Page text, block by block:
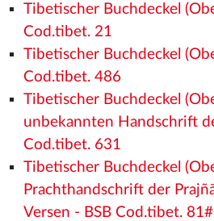
Tibetischer Buchdeckel
Cod.tibet. 21
Tibetischer Buchdeckel
Cod.tibet. 486
Tibetischer Buchdeckel
unbekannten Handschrift
Cod.tibet. 631
Tibetischer Buchdeckel
Prachthandschrift der
Versen - BSB Cod.tibet.